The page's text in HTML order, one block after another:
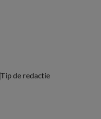
Tip de redactie